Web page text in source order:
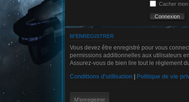
Cacher
M’ENREGISTRER
Vous devez être enregistré pour vous
permissions additionnelles aux utilisateurs
Assurez-vous de bien lire tout le règlement
Conditions d’utilisation | Politique de vie
M’enregistrer